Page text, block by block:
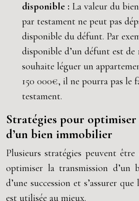
disponible : La valeur du
par testament ne peut pas
disponible du défunt. Par
disponible d’un défunt est de
souhaite léguer un
150 000€, il ne pourra pas le
testament.
Stratégies pour
d’un bien immobilier
Plusieurs stratégies peuvent
optimiser la transmission d’un
d’une succession et s’assurer
est utilisée au mieux.